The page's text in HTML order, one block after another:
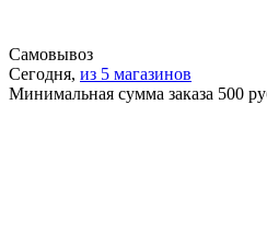
Самовывоз
Сегодня, из 5 магазинов
Минимальная сумма заказа 500